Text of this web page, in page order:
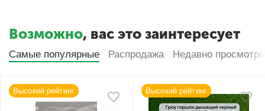
Возможно, вас это заинтересует
Самые популярные Распродажа Недавно
Высокий рейтинг Высокий рейтинг